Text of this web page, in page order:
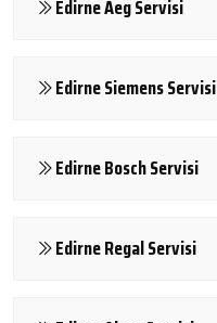
Edirne Aeg Servisi
Edirne Siemens Servisi
Edirne Bosch Servisi
Edirne Regal Servisi